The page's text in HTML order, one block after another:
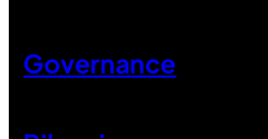
Governance